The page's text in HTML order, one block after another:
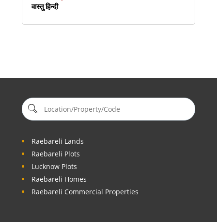
वास्तु हिन्दी
Raebareli Lands
Raebareli Plots
Lucknow Plots
Raebareli Homes
Raebareli Commercial Properties